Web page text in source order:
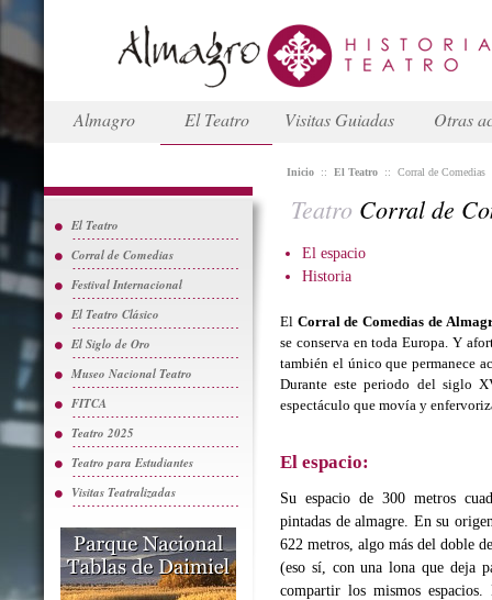
Almagro El Teatro Visitas Guiadas Otras
El Teatro
Corral de Comedias
Festival Internacional
El Teatro Clásico
El Siglo de Oro
Museo Nacional Teatro
FITCA
Teatro 2025
Teatro para Estudiantes
Visitas Teatralizadas
Inicio :: El Teatro :: Corral de Comedias
Teatro Corral de
El espacio
Historia
El Corral de Comedias de
se conserva en toda Europa. Y
también el único que permanece
Durante este periodo del siglo
espectáculo que movía y
El espacio:
Su espacio de 300 metros
pintadas de almagre. En su
622 metros, algo más del doble
(eso sí, con una lona que deja
compartir los mismos